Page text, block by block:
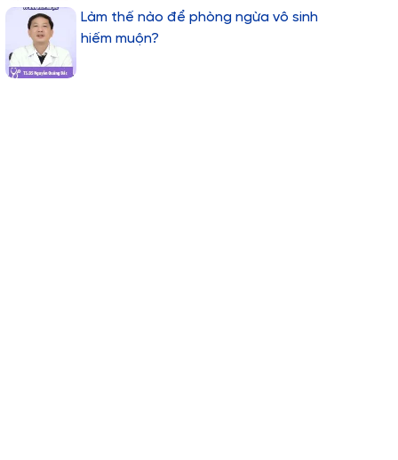
Làm thế nào để phòng ngừa vô sinh
hiếm muộn?